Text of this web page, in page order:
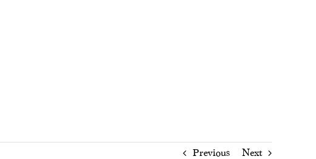
Previous Next